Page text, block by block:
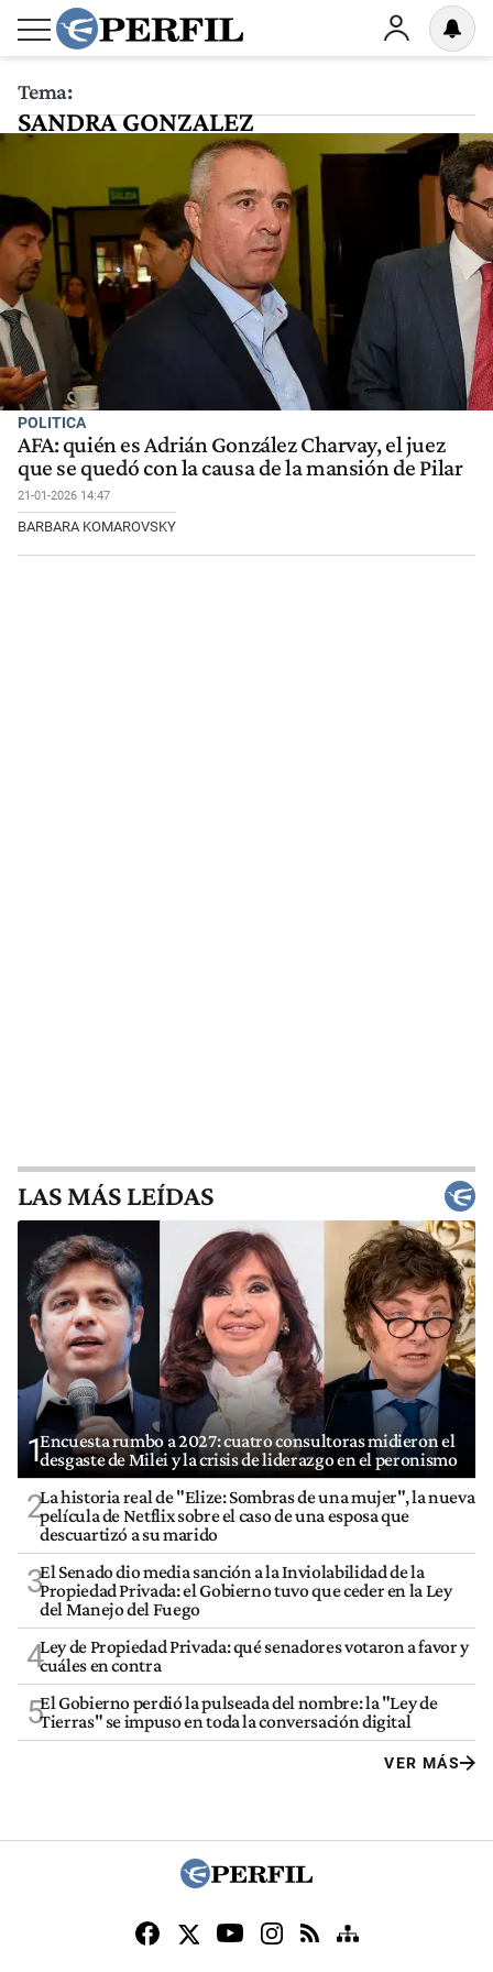
Tema:
SANDRA GONZALEZ
POLITICA
AFA: quién es Adrián González Charvay, el juez
que se quedó con la causa de la mansión de Pilar
21-01-2026 14:47
BARBARA KOMAROVSKY
LAS MÁS LEÍDAS
1Encuesta rumbo a 2027: cuatro consultoras midieron el
desgaste de Milei y la crisis de liderazgo en el peronismo
2La historia real de "Elize: Sombras de una mujer", la nueva
película de Netflix sobre el caso de una esposa que
descuartizó a su marido
3El Senado dio media sanción a la Inviolabilidad de la
Propiedad Privada: el Gobierno tuvo que ceder en la Ley
del Manejo del Fuego
4Ley de Propiedad Privada: qué senadores votaron a favor y
cuáles en contra
5El Gobierno perdió la pulseada del nombre: la "Ley de
Tierras" se impuso en toda la conversación digital
VER MÁS